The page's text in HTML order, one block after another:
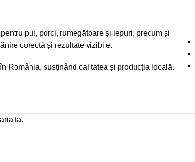
pui, porci, rumegătoare și iepuri, precum și
corectă și rezultate vizibile.
România, susținând calitatea și producția locală.
ta.